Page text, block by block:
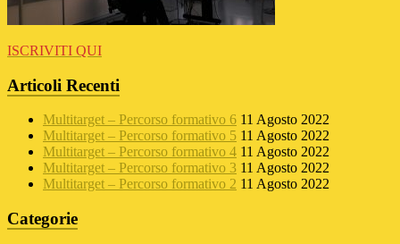
ISCRIVITI QUI
Articoli Recenti
Multitarget – Percorso formativo 6 11 Agosto 2022
Multitarget – Percorso formativo 5 11 Agosto 2022
Multitarget – Percorso formativo 4 11 Agosto 2022
Multitarget – Percorso formativo 3 11 Agosto 2022
Multitarget – Percorso formativo 2 11 Agosto 2022
Categorie